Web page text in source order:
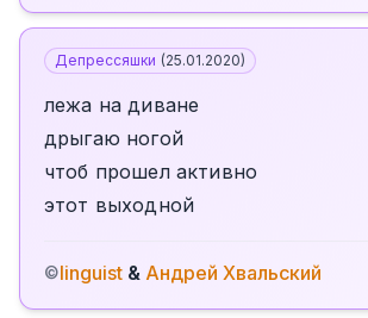
Депрессяшки (25.01.2020)
лежа на диване
дрыгаю ногой
чтоб прошел активно
этот выходной
©linguist & Андрей Хвальский